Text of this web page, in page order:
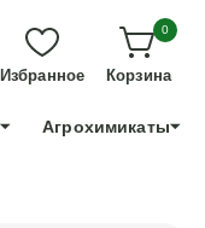
+7 991 898 83 30
Избранное
0
Корзина
Агрохимикаты